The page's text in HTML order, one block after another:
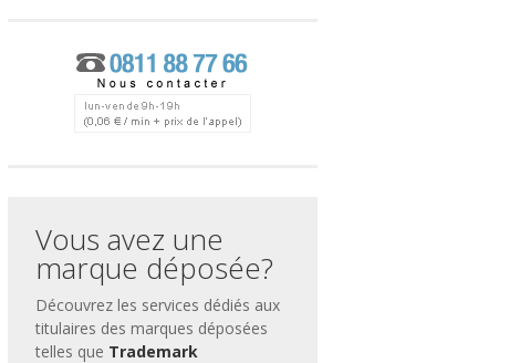
Vous avez une
marque déposée?
Découvrez les services dédiés aux
titulaires des marques déposées
telles que Trademark